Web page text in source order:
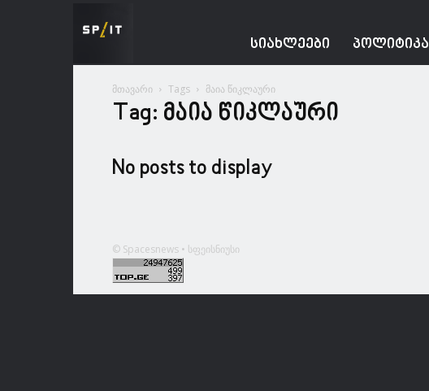
ᲡᲘᲐᲮᲚᲔᲔᲑᲘ ᲞᲝᲚᲘᲢᲘᲙᲐ
მთავარი Tags მაია წიკლაური
Tag: მაია წიკლაური
No posts to display
© Spacesnews • სფეისნიუსი